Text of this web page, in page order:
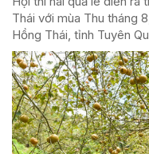
Thái với mùa Thu tháng
Hồng Thái, tỉnh Tuyên